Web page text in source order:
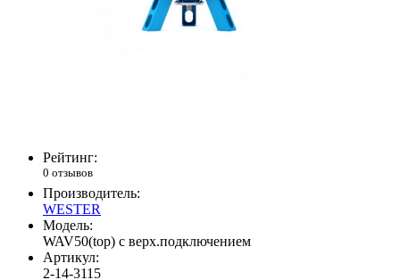
Рейтинг:
0 отзывов
Производитель:
WESTER
Модель:
WAV50(top) с верх.подключением
Артикул:
2-14-3115